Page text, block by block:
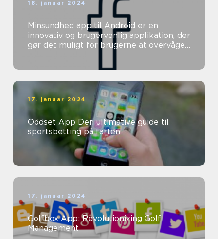
18. januar 2024
Minsundhed app til Android er en
innovativ og brugervenlig applikation, der
gør det muligt for brugerne at overvåge
17. januar 2024
Oddset App Den ultimative guide til
sportsbetting på farten
17. januar 2024
Golfbox App: Revolutionizing Golf
Management